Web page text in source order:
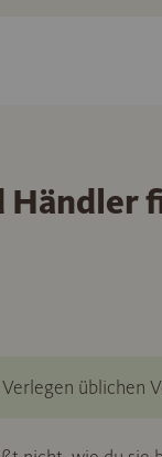
Händler
üblichen